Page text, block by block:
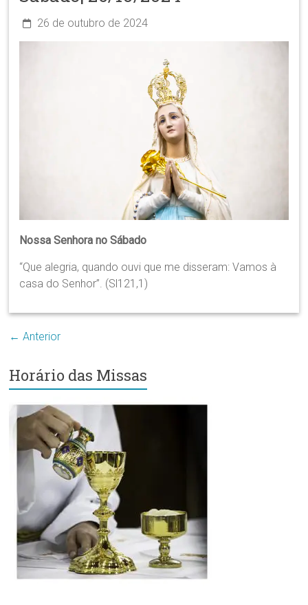
26 de outubro de 2024
Nossa Senhora no Sábado
“Que alegria, quando ouvi que me disseram: Vamos à
casa do Senhor”. (Sl121,1)
← Anterior
Horário das Missas